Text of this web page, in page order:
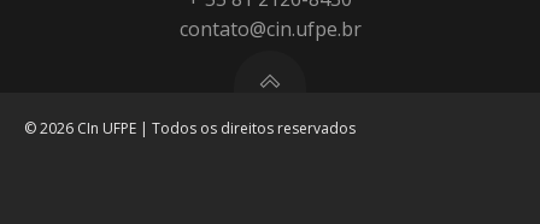
contato@cin.ufpe.br
© 2026 CIn UFPE | Todos os direitos reservados